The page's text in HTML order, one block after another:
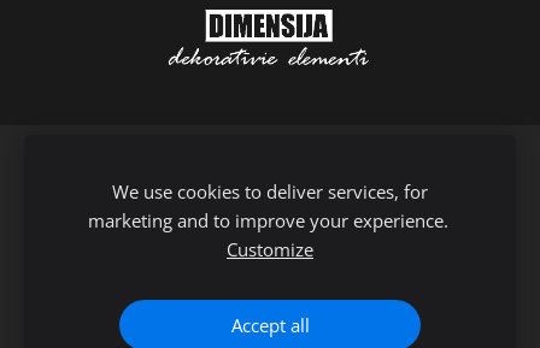
SĪKDATNES
TĀLRUNIS: +371 29411877
We use cookies to deliver services, for
marketing and to improve your experience.
Customize
Accept all